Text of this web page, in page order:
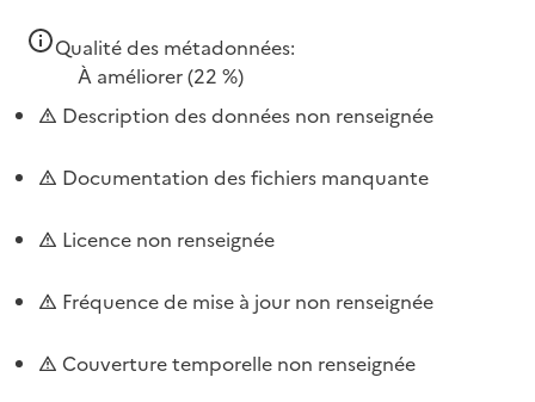
Qualité des métadonnées:
À améliorer(22 %)
Description des données non renseignée
Documentation des fichiers manquante
Licence non renseignée
Fréquence de mise à jour non renseignée
Couverture temporelle non renseignée